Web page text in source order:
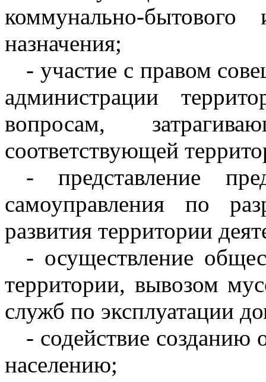
коммунально-
назначения;
- участие с правом
администрации
вопросам,
соответствующей
- представление
самоуправления по
развития территории
- осуществление
территории, вывозом
служб по эксплуатации
- содействие созданию
населению;